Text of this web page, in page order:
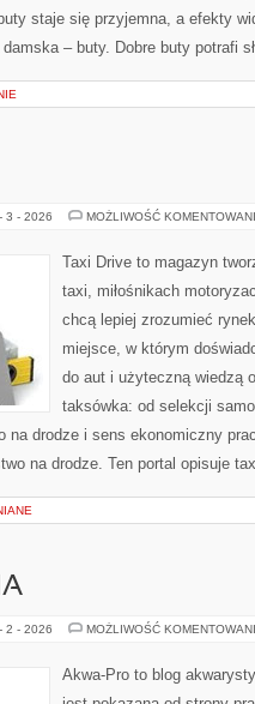
staje się przyjemna, a efekty
damska – buty. Dobre buty potrafi
3 - 2026 MOŻLIWOŚĆ
Taxi Drive to magazyn
taxi, miłośnikach
chcą lepiej zrozumieć
miejsce, w którym
do aut i użyteczną wiedzą
taksówka: od selekcji
na drodze i sens ekonomiczny
na drodze. Ten portal opisuje
2 - 2026 MOŻLIWOŚĆ
Akwa-Pro to blog